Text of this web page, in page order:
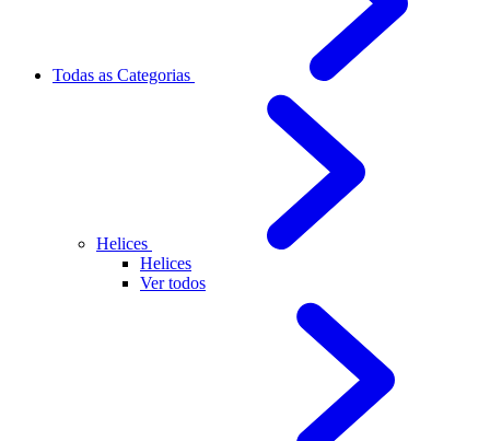
Todas as Categorias
Helices
Helices
Ver todos